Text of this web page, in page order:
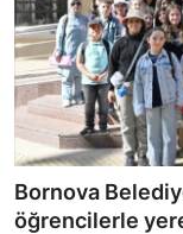
Toplum ve Yaşam
Sivil Toplum
Kamu Kurumları
Resmi Reklamlar
Bornova
öğrencilerle